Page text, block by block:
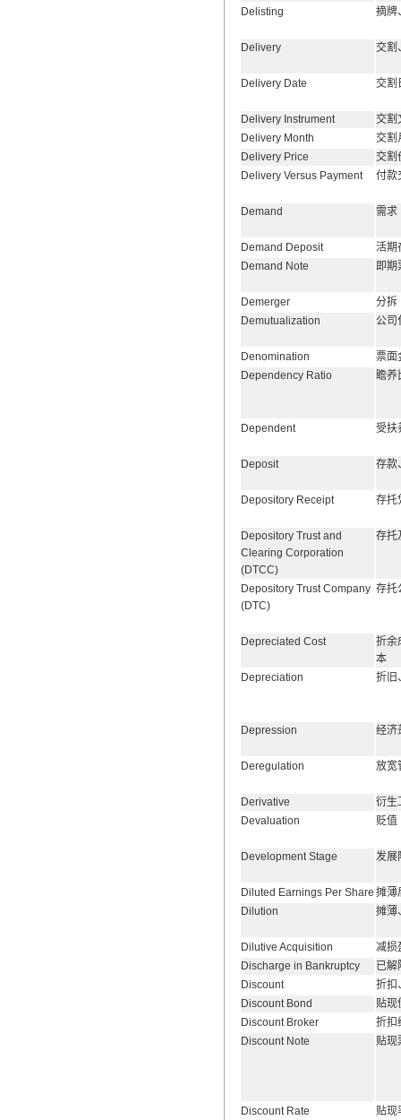
Delisting
摘牌
Delivery 交割
Delivery Date 交割
Delivery Instrument
交割
Delivery Month
交割
Delivery Price
交割
Delivery Versus Payment
付款
Demand 需求
Demand Deposit
活期
Demand Note
即期
Demerger
分拆
Demutualization
公司
Denomination
票面
Dependency Ratio
瞻养
Dependent 受扶
Deposit 存款
Depository Receipt 存托
Depository Trust and
Clearing Corporation
(DTCC)
存托
Depository Trust Company
(DTC)
存托
Depreciated Cost
折余
本
Depreciation
折旧
Depression 经济
Deregulation 放宽
Derivative
衍生
Devaluation
贬值
Development Stage 发展
Diluted Earnings Per Share 摊薄
Dilution
摊薄
Dilutive Acquisition
减损
Discharge in Bankruptcy
已解
Discount
折扣
Discount Bond
贴现
Discount Broker
折扣
Discount Note
贴现
Discount Rate 贴现